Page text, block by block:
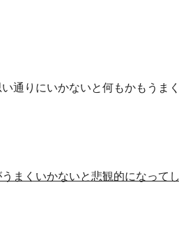
通りにいかないと何もかもうま
まくいかないと悲観的になって